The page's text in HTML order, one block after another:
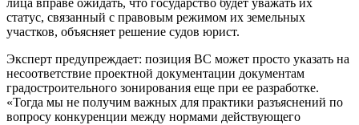
лица вправе ожидать, что государство будет уважать их
статус, связанный с правовым режимом их земельных
участков, объясняет решение судов юрист.
Эксперт предупреждает: позиция ВС может просто указать на
несоответствие проектной документации документам
градостроительного зонирования еще при ее разработке.
«Тогда мы не получим важных для практики разъяснений по
вопросу конкуренции между нормами действующего